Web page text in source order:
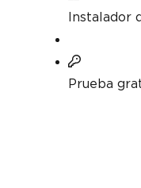
Instalador
Prueba